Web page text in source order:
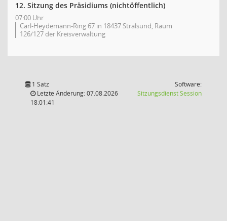
12. Sitzung des Präsidiums (nichtöffentlich)
07:00 Uhr
Carl-Heydemann-Ring 67 in 18437 Stralsund, Raum
126/127 der Kreisverwaltung
1 Satz
Letzte Änderung: 07.08.2026
18:01:41
Software:
SitzungsdienstSession(Wird in